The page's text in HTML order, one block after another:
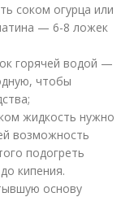
соком огурца или
— 6-8 ложек
горячей водой —
чтобы
жидкость нужно
возможность
подогреть
кипения.
основу